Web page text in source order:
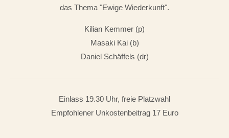
das Thema "Ewige Wiederkunft".
Kilian Kemmer (p)
Masaki Kai (b)
Daniel Schäffels (dr)
Einlass 19.30 Uhr, freie Platzwahl
Empfohlener Unkostenbeitrag 17 Euro